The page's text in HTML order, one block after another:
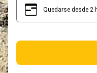
Quedarse desde 2